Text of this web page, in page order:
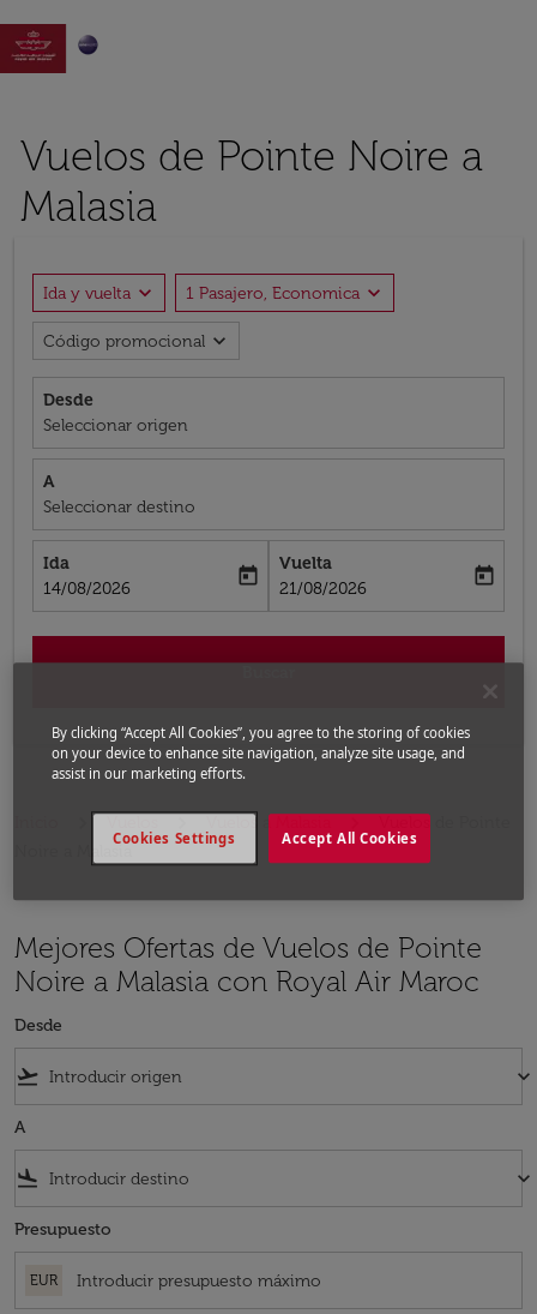

Vuelos de Pointe Noire a
Malasia
Ida y vuelta expand_more 1 Pasajero, Economica expand_more
Código promocional expand_more
Desde
Seleccionar origen
A
Seleccionar destino
Ida
fc-booking-departure-date-aria-label
14/08/2026
today
Vuelta
fc-booking-return-date-aria-label
21/08/2026
today
Vuelos a Malasia
Vuelos de Pointe
Mejores Ofertas de Vuelos de Pointe
Noire a Malasia con Royal Air Maroc
Desde
flight_takeoff keyboard_arrow_down
A
flight_land keyboard_arrow_down
Presupuesto
EUR
By clicking “Accept All Cookies”, you agree to the storing of cookies
on your device to enhance site navigation, analyze site usage, and
assist in our marketing efforts.
Accept All Cookies
Cookies Settings